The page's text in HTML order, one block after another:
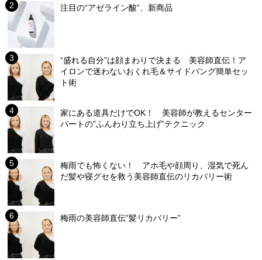
注目の“アゼライン酸”、新商品
“盛れる自分”は顔まわりで決まる 美容師直伝！ア
イロンで迷わないおくれ毛＆サイドバング簡単セッ
ト術
家にある道具だけでOK！ 美容師が教えるセンター
パートの”ふんわり立ち上げ”テクニック
梅雨でも怖くない！ アホ毛や顔周り、湿気で死ん
だ髪や寝グセを救う美容師直伝のリカバリー術
梅雨の美容師直伝”髪リカバリー”